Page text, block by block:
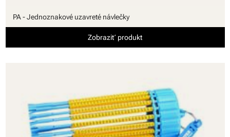
PA - Jednoznakové uzavreté návlečky
Zobraziť produkt